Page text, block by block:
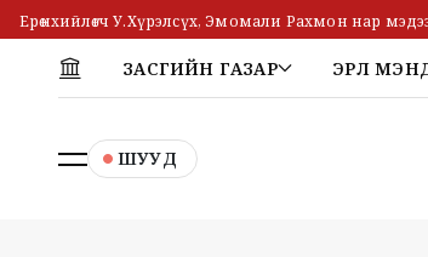
Ерөнхийлөгч У.Хүрэлсүх, Эмомали Рахмон нар
ЗАСГИЙН ГАЗАР ЭРҮҮЛ
ШУУД